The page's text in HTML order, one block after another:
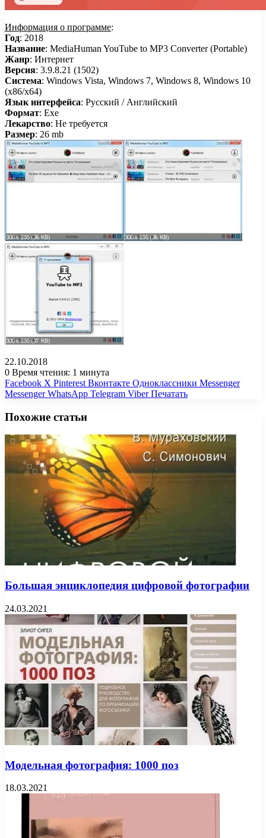
Информация о программе:
Год: 2018
Название: MediaHuman YouTube to MP3 Converter (Portable)
Жанр: Интернет
Версия: 3.9.8.21 (1502)
Система: Windows Vista, Windows 7, Windows 8, Windows 10
(x86/x64)
Язык интерфейса: Русский / Английский
Формат: Exe
Лекарство: Не требуется
Размер: 26 mb
22.10.2018
0 Время чтения: 1 минута
Facebook X Pinterest Вконтакте Одноклассники Messenger
Messenger WhatsApp Telegram Viber Печатать
Похожие статьи
Большая энциклопедия цифровой фотографии
24.03.2021
Модельная фотография: 1000 поз
18.03.2021